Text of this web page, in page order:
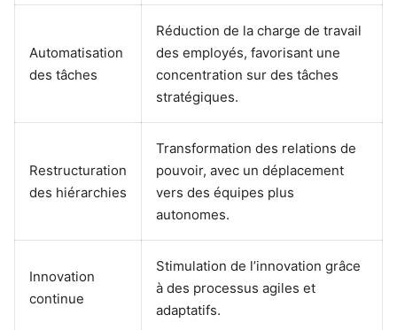
Automatisation
des tâches
Réduction de la charge de travail
des employés, favorisant une
concentration sur des tâches
stratégiques.
Restructuration
des hiérarchies
Transformation des relations de
pouvoir, avec un déplacement
vers des équipes plus
autonomes.
Innovation
continue
Stimulation de l’innovation grâce
à des processus agiles et
adaptatifs.